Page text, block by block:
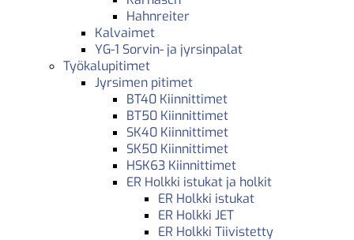
Hahnreiter
Kalvaimet
YG-1 Sorvin- ja jyrsinpalat
Työkalupitimet
Jyrsimen pitimet
BT40 Kiinnittimet
BT50 Kiinnittimet
SK40 Kiinnittimet
SK50 Kiinnittimet
HSK63 Kiinnittimet
ER Holkki istukat ja holkit
ER Holkki istukat
ER Holkki JET
ER Holkki Tiivistetty